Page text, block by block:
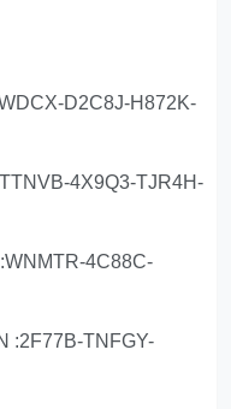
D2C8J-H872K-
4X9Q3-TJR4H-
4C88C-
:2F77B-TNFGY-